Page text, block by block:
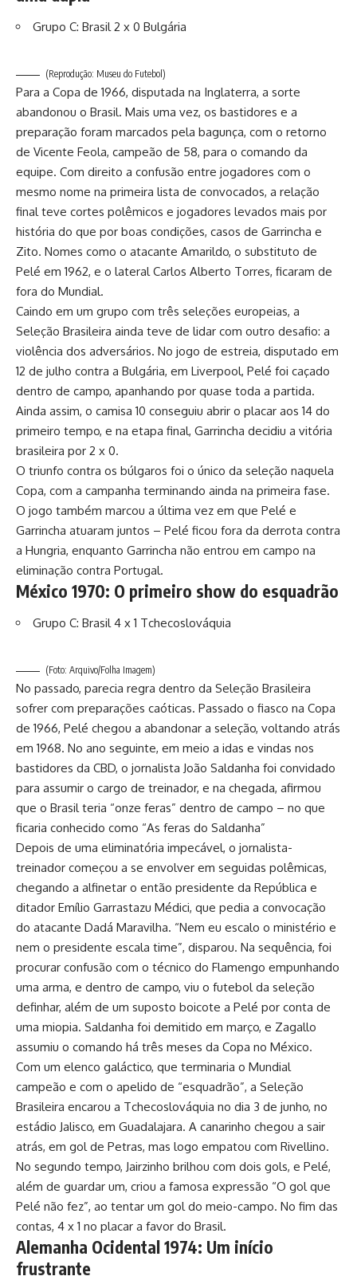
Grupo C: Brasil 2 x 0 Bulgária
(Reprodução: Museu do Futebol)
Para a Copa de 1966, disputada na Inglaterra, a sorte
abandonou o Brasil. Mais uma vez, os bastidores e a
preparação foram marcados pela bagunça, com o retorno
de Vicente Feola, campeão de 58, para o comando da
equipe. Com direito a confusão entre jogadores com o
mesmo nome na primeira lista de convocados, a relação
final teve cortes polêmicos e jogadores levados mais por
história do que por boas condições, casos de Garrincha e
Zito. Nomes como o atacante Amarildo, o substituto de
Pelé em 1962, e o lateral Carlos Alberto Torres, ficaram de
fora do Mundial.
Caindo em um grupo com três seleções europeias, a
Seleção Brasileira ainda teve de lidar com outro desafio: a
violência dos adversários. No jogo de estreia, disputado em
12 de julho contra a Bulgária, em Liverpool, Pelé foi caçado
dentro de campo, apanhando por quase toda a partida.
Ainda assim, o camisa 10 conseguiu abrir o placar aos 14 do
primeiro tempo, e na etapa final, Garrincha decidiu a vitória
brasileira por 2 x 0.
O triunfo contra os búlgaros foi o único da seleção naquela
Copa, com a campanha terminando ainda na primeira fase.
O jogo também marcou a última vez em que Pelé e
Garrincha atuaram juntos – Pelé ficou fora da derrota contra
a Hungria, enquanto Garrincha não entrou em campo na
eliminação contra Portugal.
México 1970: O primeiro show do esquadrão
Grupo C: Brasil 4 x 1 Tchecoslováquia
(Foto: Arquivo/Folha Imagem)
No passado, parecia regra dentro da Seleção Brasileira
sofrer com preparações caóticas. Passado o fiasco na Copa
de 1966, Pelé chegou a abandonar a seleção, voltando atrás
em 1968. No ano seguinte, em meio a idas e vindas nos
bastidores da CBD, o jornalista João Saldanha foi convidado
para assumir o cargo de treinador, e na chegada, afirmou
que o Brasil teria “onze feras” dentro de campo – no que
ficaria conhecido como “As feras do Saldanha”
Depois de uma eliminatória impecável, o jornalista-
treinador começou a se envolver em seguidas polêmicas,
chegando a alfinetar o então presidente da República e
ditador Emílio Garrastazu Médici, que pedia a convocação
do atacante Dadá Maravilha. “Nem eu escalo o ministério e
nem o presidente escala time”, disparou. Na sequência, foi
procurar confusão com o técnico do Flamengo empunhando
uma arma, e dentro de campo, viu o futebol da seleção
definhar, além de um suposto boicote a Pelé por conta de
uma miopia. Saldanha foi demitido em março, e Zagallo
assumiu o comando há três meses da Copa no México.
Com um elenco galáctico, que terminaria o Mundial
campeão e com o apelido de “esquadrão”, a Seleção
Brasileira encarou a Tchecoslováquia no dia 3 de junho, no
estádio Jalisco, em Guadalajara. A canarinho chegou a sair
atrás, em gol de Petras, mas logo empatou com Rivellino.
No segundo tempo, Jairzinho brilhou com dois gols, e Pelé,
além de guardar um, criou a famosa expressão “O gol que
Pelé não fez”, ao tentar um gol do meio-campo. No fim das
contas, 4 x 1 no placar a favor do Brasil.
Alemanha Ocidental 1974: Um início
frustrante